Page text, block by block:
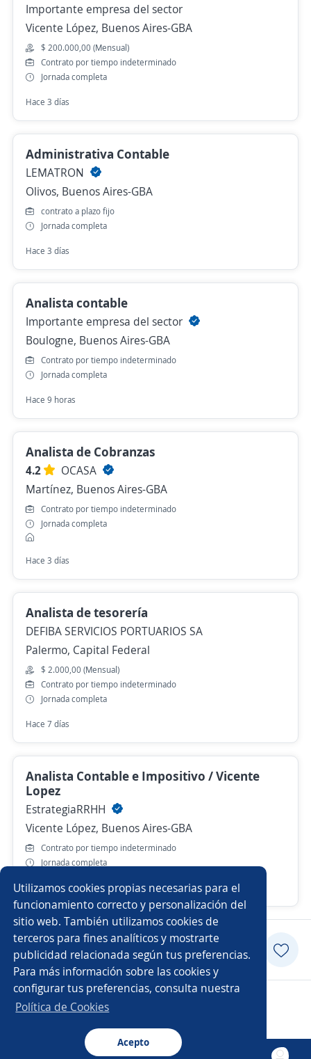
Utilizamos cookies propias necesarias para el
funcionamiento correcto y personalización del
sitio web. También utilizamos cookies de
terceros para fines analíticos y mostrarte
publicidad relacionada según tus preferencias.
Para más información sobre las cookies y
configurar tus preferencias, consulta nuestra
Política de Cookies
Acepto
Importante empresa del sector
Vicente López, Buenos Aires-GBA
$ 200.000,00 (Mensual)
Contrato por tiempo indeterminado
Jornada completa
Hace 3 días
Administrativa Contable
LEMATRON
Olivos, Buenos Aires-GBA
contrato a plazo fijo
Jornada completa
Hace 3 días
Analista contable
Importante empresa del sector
Boulogne, Buenos Aires-GBA
Contrato por tiempo indeterminado
Jornada completa
Hace 9 horas
Analista de Cobranzas
4.2
OCASA
Martínez, Buenos Aires-GBA
Contrato por tiempo indeterminado
Jornada completa
Hace 3 días
Analista de tesorería
DEFIBA SERVICIOS PORTUARIOS SA
Palermo, Capital Federal
$ 2.000,00 (Mensual)
Contrato por tiempo indeterminado
Jornada completa
Hace 7 días
Analista Contable e Impositivo / Vicente
Lopez
EstrategiaRRHH
Vicente López, Buenos Aires-GBA
Contrato por tiempo indeterminado
Jornada completa
Hace 5 días
Postularme
Copyright 2014 - 2026 DGNET LTD.
Aviso legal